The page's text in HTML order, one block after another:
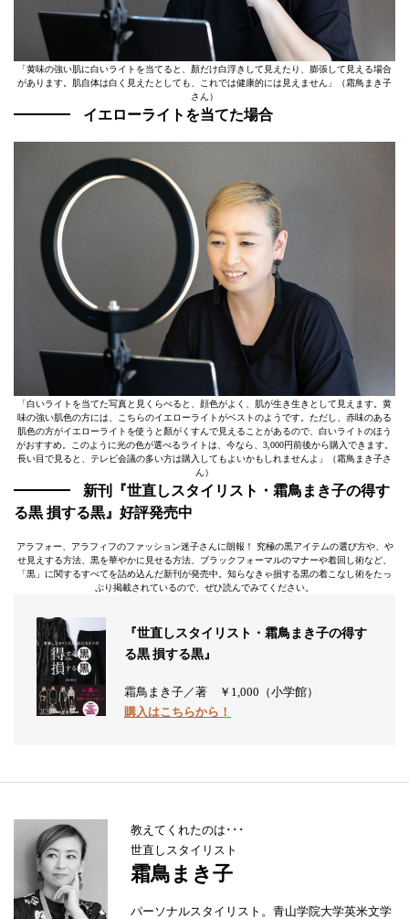
「黄味の強い肌に白いライトを当てると、顏だけ白浮きして見えたり、膨張して見える場合
があります。肌自体は白く見えたとしても、これでは健康的には見えません」（霜鳥まき子
さん）
イエローライトを当てた場合
「白いライトを当てた写真と見くらべると、顔色がよく、肌が生き生きとして見えます。黄
味の強い肌色の方には、こちらのイエローライトがベストのようです。ただし、赤味のある
肌色の方がイエローライトを使うと顏がくすんで見えることがあるので、白いライトのほう
がおすすめ。このように光の色が選べるライトは、今なら、3,000円前後から購入できます。
長い目で見ると、テレビ会議の多い方は購入してもよいかもしれませんよ」（霜鳥まき子さ
ん）
新刊
『世直しスタイリスト・霜鳥まき子の得す
る黒 損する黒』 好評発売中
アラフォー、アラフィフのファッション迷子さんに朗報！ 究極の黒アイテムの選び方や、や
せ見えする方法、黒を華やかに見せる方法、ブラックフォーマルのマナーや着回し術など、
「黒」に関するすべてを詰め込んだ新刊が発売中。知らなきゃ損する黒の着こなし術をたっ
ぷり掲載されているので、ぜひ読んでみてください。
『世直しスタイリスト・霜鳥まき子の得す
る黒 損する黒』
霜鳥まき子／著 ￥1,000（小学館）
購入はこちらから！
教えてくれたのは･･･
世直しスタイリスト
霜鳥まき子
パーソナルスタイリスト。青山学院大学英米文学